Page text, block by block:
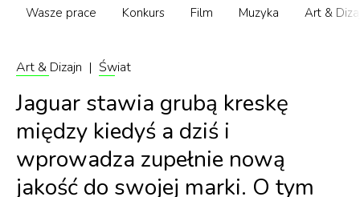
Wasze prace Konkurs Film Muzyka Art &
Art & Dizajn | Świat
Jaguar stawia grubą kreskę
między kiedyś a dziś i
wprowadza zupełnie nową
jakość do swojej marki. O tym